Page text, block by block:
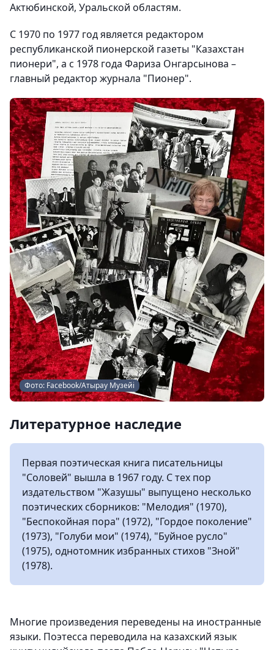
Актюбинской, Уральской областям.
С 1970 по 1977 год является редактором
республиканской пионерской газеты "Казахстан
пионери", а с 1978 года Фариза Онгарсынова –
главный редактор журнала "Пионер".
Фото: Facebook/Атырау Музейі
Литературное наследие
Первая поэтическая книга писательницы
"Соловей" вышла в 1967 году. С тех пор
издательством "Жазушы" выпущено несколько
поэтических сборников: "Мелодия" (1970),
"Беспокойная пора" (1972), "Гордое поколение"
(1973), "Голуби мои" (1974), "Буйное русло"
(1975), однотомник избранных стихов "Зной"
(1978).
Многие произведения переведены на иностранные
языки. Поэтесса переводила на казахский язык